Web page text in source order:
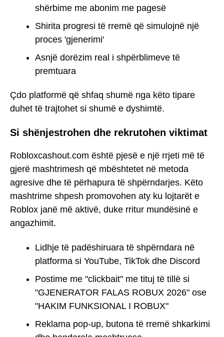
shërbime me abonim me pagesë
Shirita progresi të rremë që simulojnë një
proces 'gjenerimi'
Asnjë dorëzim real i shpërblimeve të
premtuara
Çdo platformë që shfaq shumë nga këto tipare
duhet të trajtohet si shumë e dyshimtë.
Si shënjestrohen dhe rekrutohen viktimat
Robloxcashout.com është pjesë e një rrjeti më të
gjerë mashtrimesh që mbështetet në metoda
agresive dhe të përhapura të shpërndarjes. Këto
mashtrime shpesh promovohen aty ku lojtarët e
Roblox janë më aktivë, duke rritur mundësinë e
angazhimit.
Lidhje të padëshiruara të shpërndara në
platforma si YouTube, TikTok dhe Discord
Postime me "clickbait" me tituj të tillë si
"GJENERATOR FALAS ROBUX 2026" ose
"HAKIM FUNKSIONAL I ROBUX"
Reklama pop-up, butona të rremë shkarkimi